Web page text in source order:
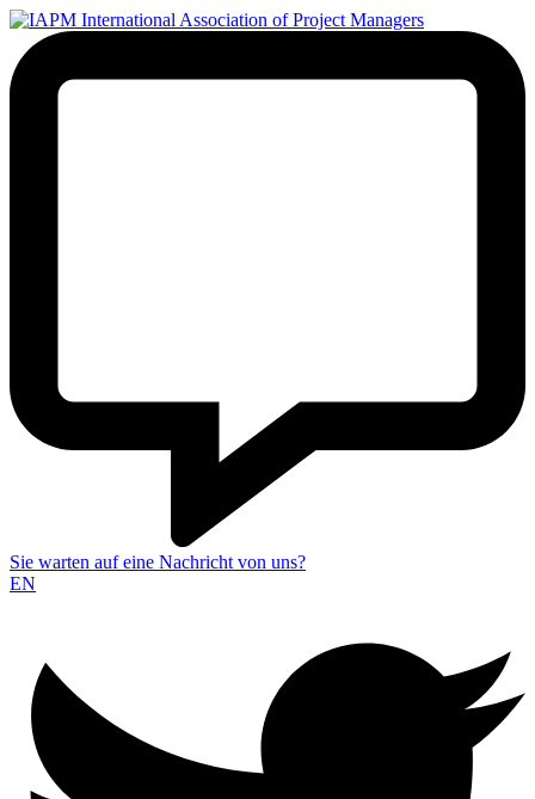
Sie warten auf eine Nachricht von uns?
EN